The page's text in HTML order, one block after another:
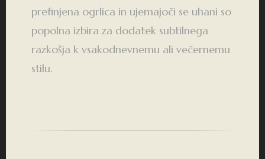
prefinjena ogrlica in ujemajoči se uhani so
popolna izbira za dodatek subtilnega
razkošja k vsakodnevnemu ali večernemu
stilu.